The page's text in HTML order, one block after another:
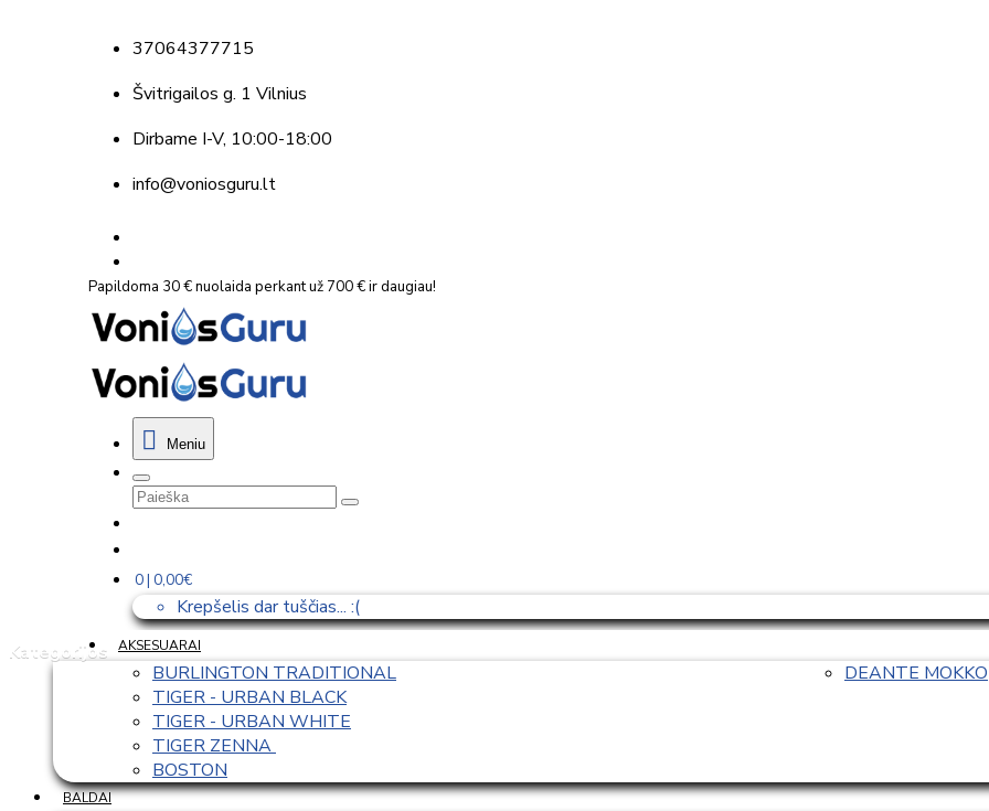
37064377715
Švitrigailos g. 1 Vilnius
Dirbame I-V, 10:00-18:00
info@voniosguru.lt
Papildoma 30 € nuolaida perkant už 700 € ir daugiau!
Meniu
0 | 0,00€
Krepšelis dar tuščias... :(
Kategorijos
AKSESUARAI
BURLINGTON TRADITIONAL
TIGER - URBAN BLACK
TIGER - URBAN WHITE
TIGER ZENNA
BOSTON
DEANTE MOKKO
BALDAI